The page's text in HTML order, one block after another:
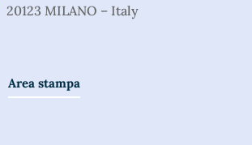
20123 MILANO – Italy
Area stampa